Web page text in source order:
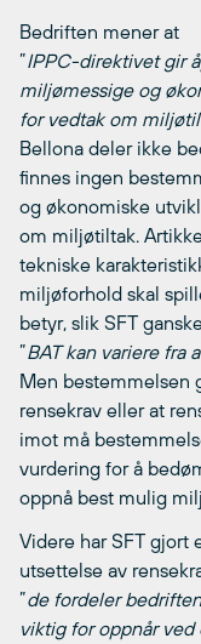
Bedriften mener at
”IPPC-direktivet gir
miljømessige og
for vedtak om
Bellona deler ikke
finnes ingen
og økonomiske
om miljøtiltak.
tekniske
miljøforhold skal
betyr, slik SFT
”BAT kan variere fra
Men bestemmelsen
rensekrav eller at
imot må
vurdering for å
oppnå best mulig
Videre har SFT gjort
utsettelse av
”de fordeler
viktig for oppnår ved